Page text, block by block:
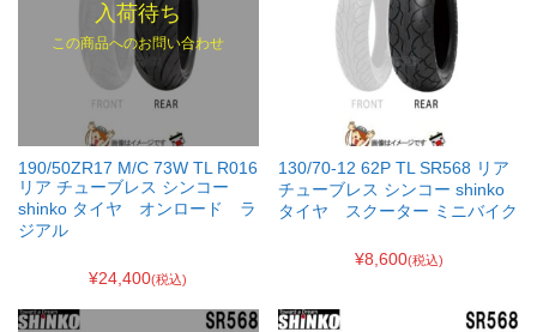
入荷待ち
この商品へのお問い合わせ
190/50ZR17 M/C 73W TL R016
リア チューブレス シンコー
shinko タイヤ オンロード ラ
ジアル
¥24,400(税込)
130/70-12 62P TL SR568 リア
チューブレス シンコー shinko
タイヤ スクーター ミニバイク
¥8,600(税込)